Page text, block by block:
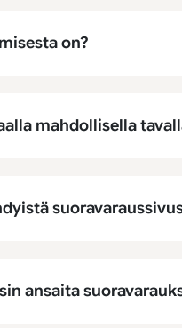
on?
mahdollisella
ansaita